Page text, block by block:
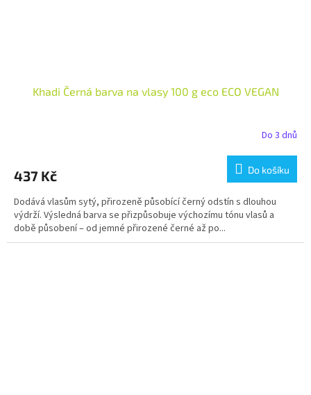
Khadi Černá barva na vlasy 100 g eco ECO VEGAN
Do 3 dnů
437 Kč Do košíku
Dodává vlasům sytý, přirozeně působící černý odstín s dlouhou
výdrží. Výsledná barva se přizpůsobuje výchozímu tónu vlasů a
době působení – od jemné přirozené černé až po...